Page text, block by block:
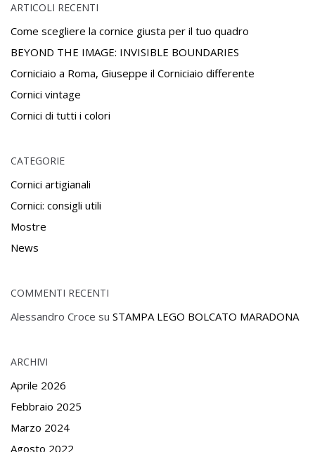
ARTICOLI RECENTI
Come scegliere la cornice giusta per il tuo quadro
BEYOND THE IMAGE: INVISIBLE BOUNDARIES
Corniciaio a Roma, Giuseppe il Corniciaio differente
Cornici vintage
Cornici di tutti i colori
CATEGORIE
Cornici artigianali
Cornici: consigli utili
Mostre
News
COMMENTI RECENTI
Alessandro Croce su STAMPA LEGO BOLCATO MARADONA
ARCHIVI
Aprile 2026
Febbraio 2025
Marzo 2024
Agosto 2022